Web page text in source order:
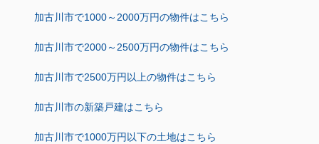
加古川市で1000～2000万円の物件はこちら
加古川市で2000～2500万円の物件はこちら
加古川市で2500万円以上の物件はこちら
加古川市の新築戸建はこちら
加古川市で1000万円以下の土地はこちら